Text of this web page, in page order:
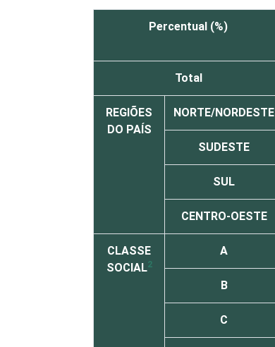
Percentual (%)
Total
REGIÕES
DO PAÍS
NORTE/NORDESTE
SUDESTE
SUL
CENTRO-OESTE
CLASSE
SOCIAL2
A
B
C